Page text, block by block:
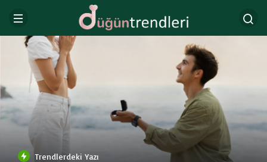
Trendlerdeki Yazı